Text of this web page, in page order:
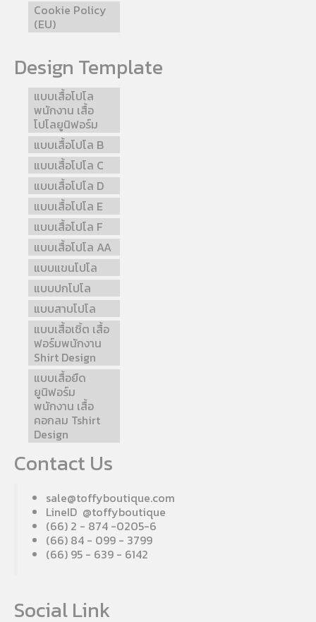
Cookie Policy
(EU)
Design Template
แบบเสื้อโปโล
พนักงาน เสื้อ
โปโลยูนิฟอร์ม
แบบเสื้อโปโล B
แบบเสื้อโปโล C
แบบเสื้อโปโล D
แบบเสื้อโปโล E
แบบเสื้อโปโล F
แบบเสื้อโปโล AA
แบบแขนโปโล
แบบปกโปโล
แบบสาบโปโล
แบบเสื้อเชิ้ต เสื้อ
ฟอร์มพนักงาน
Shirt Design
แบบเสื้อยืด
ยูนิฟอร์ม
พนักงาน เสื้อ
คอกลม Tshirt
Design
Contact Us
sale@toffyboutique.com
LineID @toffyboutique
(66) 2 - 874 -0205-6
(66) 84 - 099 - 3799
(66) 95 - 639 - 6142
Social Link